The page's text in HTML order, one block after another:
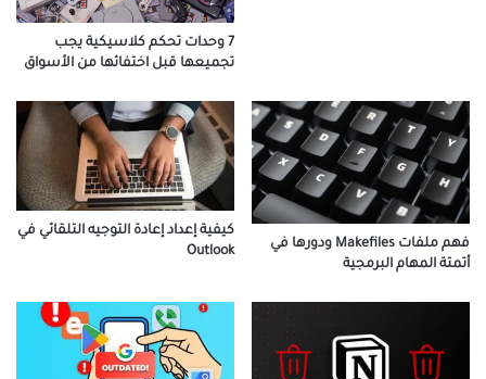
7 وحدات تحكم كلاسيكية يجب
تجميعها قبل اختفائها من الأسواق
فهم ملفات Makefiles ودورها في
أتمتة المهام البرمجية
كيفية إعداد إعادة التوجيه التلقائي في
Outlook